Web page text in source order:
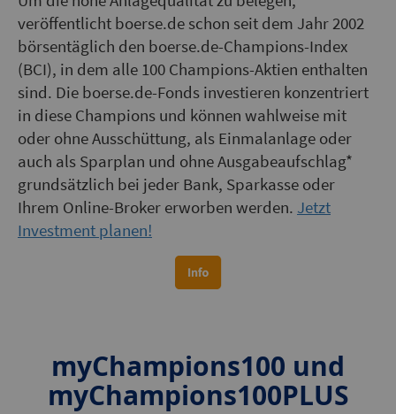
veröffentlicht boerse.de schon seit dem Jahr 2002
börsentäglich den boerse.de-Champions-Index
(BCI), in dem alle 100 Champions-Aktien enthalten
sind. Die boerse.de-Fonds investieren konzentriert
in diese Champions und können wahlweise mit
oder ohne Ausschüttung, als Einmalanlage oder
auch als Sparplan und ohne Ausgabeaufschlag*
grundsätzlich bei jeder Bank, Sparkasse oder
Ihrem Online-Broker erworben werden. Jetzt
Investment planen!
myChampions100 und
myChampions100PLUS